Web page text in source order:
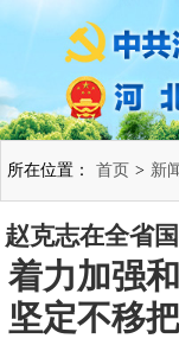
所在位置： 首页 > 新
赵克志在全省
着力加强
坚定不移